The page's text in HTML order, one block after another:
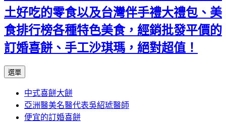
土好吃的零食以及台灣伴手禮大禮包、美
食排行榜各種特色美食，經銷批發平價的
訂婚喜餅、手工沙琪瑪，絕對超值！
選單
內
容
中式喜餅大餅
亞洲醫美名醫代表吳紹琥醫師
便宜的訂婚喜餅